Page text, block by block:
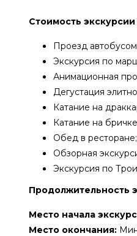
Сто­и­мость
Проезд ав­то­бу­сом
Экс­кур­сия по
Анимационная
Дегустация
Катание на
Катание на
Обед в ресторане;
Обзорная
Экскурсия по
Продолжительность
Место начала
Место окончания: